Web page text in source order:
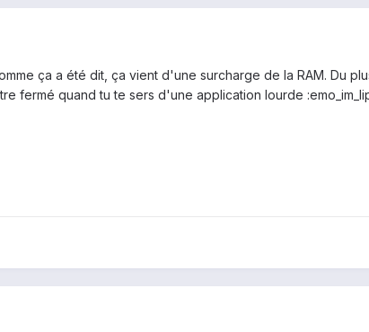
ça a été dit, ça vient d'une surcharge de la RAM. Du
fermé quand tu te sers d'une application lourde